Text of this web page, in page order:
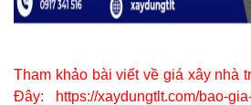
Tham khảo bài viết về giá xây nhà
Đây:
https://xaydungtlt.com/bao-